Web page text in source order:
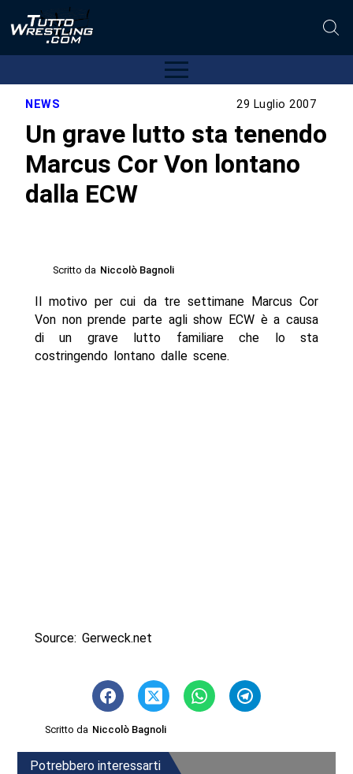
NEWS 29 Luglio 2007
Un grave lutto sta tenendo
Marcus Cor Von lontano
dalla ECW
Scritto da Niccolò Bagnoli
Il motivo per cui da tre settimane Marcus Cor
Von non prende parte agli show ECW è a causa
di un grave lutto familiare che lo sta
costringendo lontano dalle scene.
Source: Gerweck.net
Scritto da Niccolò Bagnoli
Potrebbero interessarti